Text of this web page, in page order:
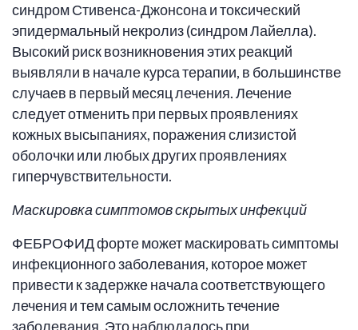
синдром Стивенса-Джонсона и токсический
эпидермальный некролиз (синдром Лайелла).
Высокий риск возникновения этих реакций
выявляли в начале курса терапии, в большинстве
случаев в первый месяц лечения. Лечение
следует отменить при первых проявлениях
кожных высыпаниях, поражения слизистой
оболочки или любых других проявлениях
гиперчувствительности.
Маскировка симптомов скрытых инфекций
ФЕБРОФИД форте может маскировать симптомы
инфекционного заболевания, которое может
привести к задержке начала соответствующего
лечения и тем самым осложнить течение
заболевания. Это наблюдалось при